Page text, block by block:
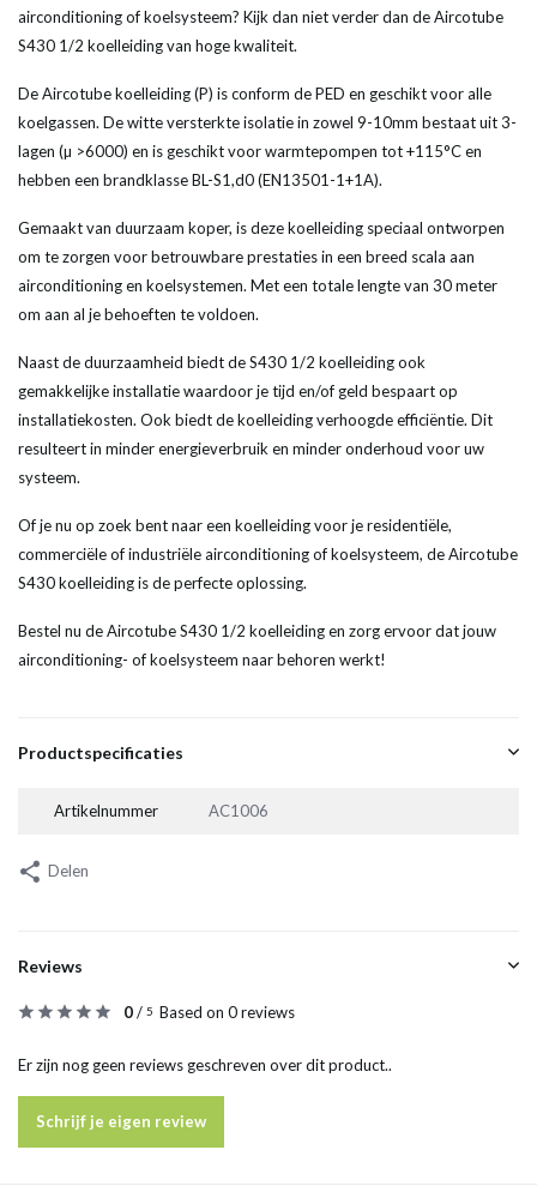
airconditioning of koelsysteem? Kijk dan niet verder dan de Aircotube
S430 1/2 koelleiding van hoge kwaliteit.
De Aircotube koelleiding (P) is conform de PED en geschikt voor alle
koelgassen. De witte versterkte isolatie in zowel 9-10mm bestaat uit 3-
lagen (µ >6000) en is geschikt voor warmtepompen tot +115°C en
hebben een brandklasse BL-S1,d0 (EN13501-1+1A).
Gemaakt van duurzaam koper, is deze koelleiding speciaal ontworpen
om te zorgen voor betrouwbare prestaties in een breed scala aan
airconditioning en koelsystemen. Met een totale lengte van 30 meter
om aan al je behoeften te voldoen.
Naast de duurzaamheid biedt de S430 1/2 koelleiding ook
gemakkelijke installatie waardoor je tijd en/of geld bespaart op
installatiekosten. Ook biedt de koelleiding verhoogde efficiëntie. Dit
resulteert in minder energieverbruik en minder onderhoud voor uw
systeem.
Of je nu op zoek bent naar een koelleiding voor je residentiële,
commerciële of industriële airconditioning of koelsysteem, de Aircotube
S430 koelleiding is de perfecte oplossing.
Bestel nu de Aircotube S430 1/2 koelleiding en zorg ervoor dat jouw
airconditioning- of koelsysteem naar behoren werkt!
Productspecificaties
Artikelnummer AC1006
Delen
Reviews
0/ 5 Based on 0 reviews
Er zijn nog geen reviews geschreven over dit product..
Schrijf je eigen review